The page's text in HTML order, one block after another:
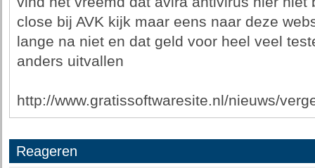
close bij AVK kijk maar eens naar deze
lange na niet en dat geld voor heel veel
anders uitvallen
http://www.gratissoftwaresite.nl/nieuws/
Reageren